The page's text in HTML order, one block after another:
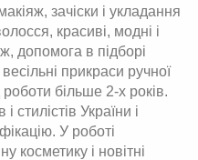
зачіски і укладання
красиві, модні і
допомога в підборі
прикраси ручної
більше 2-х років.
стилістів України і
У роботі
косметику і новітні